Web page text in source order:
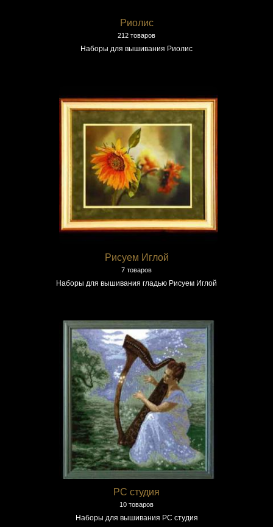
Риолис
212 товаров
Наборы для вышивания Риолис
Рисуем Иглой
7 товаров
Наборы для вышивания гладью Рисуем Иглой
РС студия
10 товаров
Наборы для вышивания РС студия